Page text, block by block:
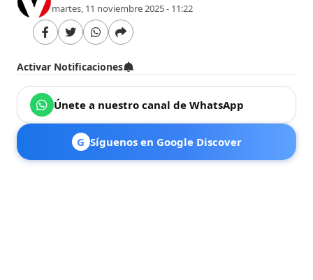
martes, 11 noviembre 2025 - 11:22
Activar Notificaciones
Únete a nuestro canal de WhatsApp
G Síguenos en Google Discover